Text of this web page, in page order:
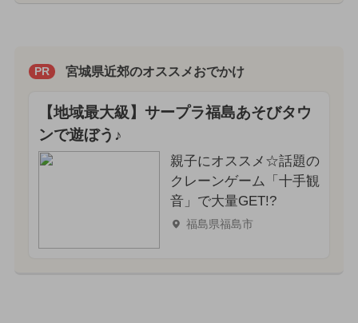
PR 宮城県近郊のオススメおでかけ
【地域最大級】サープラ福島あそびタウ
ンで遊ぼう♪
親子にオススメ☆話題の
クレーンゲーム「十手観
音」で大量GET!?
福島県福島市